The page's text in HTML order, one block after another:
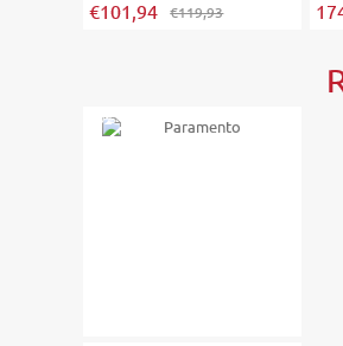
€101,94 €119,93
-20%